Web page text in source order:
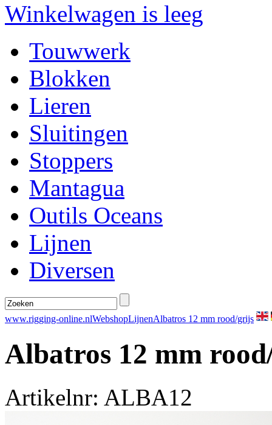
Winkelwagen is leeg
Touwwerk
Blokken
Lieren
Sluitingen
Stoppers
Mantagua
Outils Oceans
Lijnen
Diversen
www.rigging-online.nlWebshopLijnenAlbatros 12 mm rood/grijs
Albatros 12 mm
Artikelnr: ALBA12